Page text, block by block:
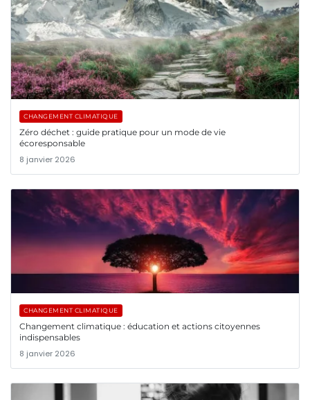
CHANGEMENT CLIMATIQUE
Zéro déchet : guide pratique pour un mode de vie
écoresponsable
8 janvier 2026
CHANGEMENT CLIMATIQUE
Changement climatique : éducation et actions citoyennes
indispensables
8 janvier 2026